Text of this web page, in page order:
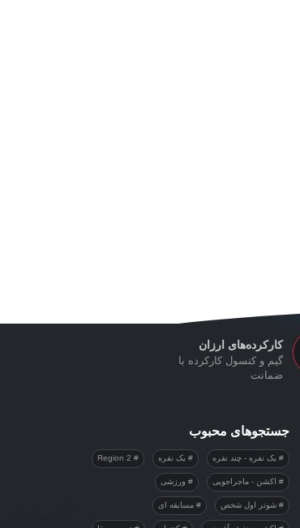
کارکرده‌های ارزان
گیم و کنسول کارکرده با
ضمانت
جستجوهای محبوب
یک نفره - چند نفره یک نفره
اکشن - ماجراجویی ورزشی
شوتر اول شخص مسابقه ای